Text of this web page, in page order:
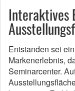
Interaktives
Entstanden sei
Markenerlebnis,
Seminarcenter.